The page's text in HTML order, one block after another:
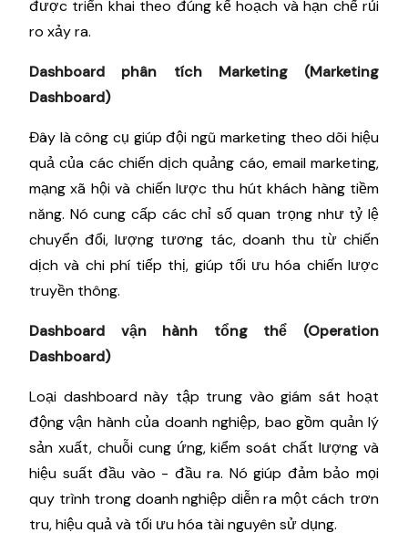
được triển khai theo đúng kế hoạch và hạn chế rủi
ro xảy ra.
Dashboard phân tích Marketing (Marketing
Dashboard)
Đây là công cụ giúp đội ngũ marketing theo dõi hiệu
quả của các chiến dịch quảng cáo, email marketing,
mạng xã hội và chiến lược thu hút khách hàng tiềm
năng. Nó cung cấp các chỉ số quan trọng như tỷ lệ
chuyển đổi, lượng tương tác, doanh thu từ chiến
dịch và chi phí tiếp thị, giúp tối ưu hóa chiến lược
truyền thông.
Dashboard vận hành tổng thể (Operation
Dashboard)
Loại dashboard này tập trung vào giám sát hoạt
động vận hành của doanh nghiệp, bao gồm quản lý
sản xuất, chuỗi cung ứng, kiểm soát chất lượng và
hiệu suất đầu vào - đầu ra. Nó giúp đảm bảo mọi
quy trình trong doanh nghiệp diễn ra một cách trơn
tru, hiệu quả và tối ưu hóa tài nguyên sử dụng.